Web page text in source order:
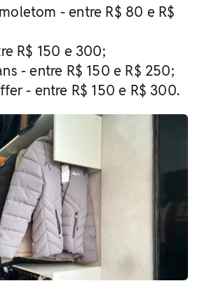
- entre R$ 80 e R$
R$ 150 e 300;
- entre R$ 150 e R$ 250;
- entre R$ 150 e R$ 300.